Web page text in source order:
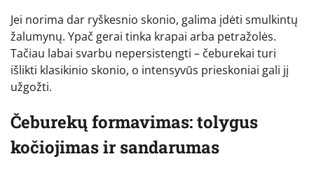
Jei norima dar ryškesnio skonio, galima įdėti smulkintų
žalumynų. Ypač gerai tinka krapai arba petražolės.
Tačiau labai svarbu nepersistengti – čeburekai turi
išlikti klasikinio skonio, o intensyvūs prieskoniai gali jį
užgožti.
Čeburekų formavimas: tolygus
kočiojimas ir sandarumas